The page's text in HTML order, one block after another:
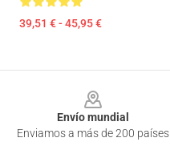
39,51 € - 45,95 €
Envío mundial
Enviamos a más de 200 países